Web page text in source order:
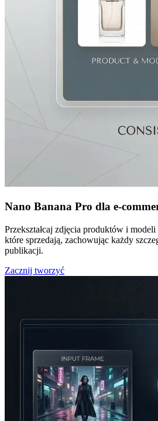
Nano Banana Pro dla e-
Przekształcaj zdjęcia produktów i
które sprzedają, zachowując każdy
publikacji.
Zacznij tworzyć